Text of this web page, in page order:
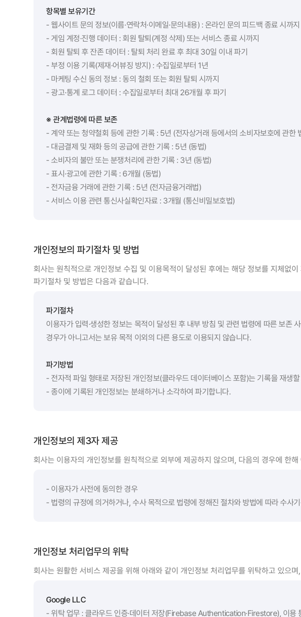
항목별 보유기간
- 웹사이트 문의 정보(이름·연락처·이메일·문의내용) : 온라인 문의 피드백 종료 시까지
- 게임 계정·진행 데이터 : 회원 탈퇴(계정 삭제) 또는 서비스 종료 시까지
- 회원 탈퇴 후 잔존 데이터 : 탈퇴 처리 완료 후 최대 30일 이내 파기
- 부정 이용 기록(제재·어뷰징 방지) : 수집일로부터 1년
- 마케팅 수신 동의 정보 : 동의 철회 또는 회원 탈퇴 시까지
- 광고·통계 로그 데이터 : 수집일로부터 최대 26개월 후 파기
※ 관계법령에 따른 보존
- 계약 또는 청약철회 등에 관한 기록 : 5년 (전자상거래 등에서의 소비자보호에 관한
- 대금결제 및 재화 등의 공급에 관한 기록 : 5년 (동법)
- 소비자의 불만 또는 분쟁처리에 관한 기록 : 3년 (동법)
- 표시·광고에 관한 기록 : 6개월 (동법)
- 전자금융 거래에 관한 기록 : 5년 (전자금융거래법)
- 서비스 이용 관련 통신사실확인자료 : 3개월 (통신비밀보호법)
개인정보의 파기절차 및 방법
회사는 원칙적으로 개인정보 수집 및 이용목적이 달성된 후에는 해당 정보를 지체없이
파기절차 및 방법은 다음과 같습니다.
파기절차
이용자가 입력·생성한 정보는 목적이 달성된 후 내부 방침 및 관련 법령에 따른 보
경우가 아니고서는 보유 목적 이외의 다른 용도로 이용되지 않습니다.
파기방법
- 전자적 파일 형태로 저장된 개인정보(클라우드 데이터베이스 포함)는 기록을 재생
- 종이에 기록된 개인정보는 분쇄하거나 소각하여 파기합니다.
개인정보의 제3자 제공
회사는 이용자의 개인정보를 원칙적으로 외부에 제공하지 않으며, 다음의 경우에 한해
- 이용자가 사전에 동의한 경우
- 법령의 규정에 의거하거나, 수사 목적으로 법령에 정해진 절차와 방법에 따라 수사
개인정보 처리업무의 위탁
회사는 원활한 서비스 제공을 위해 아래와 같이 개인정보 처리업무를 위탁하고 있으
Google LLC
- 위탁 업무 : 클라우드 인증·데이터 저장(Firebase Authentication·Firestore), 이